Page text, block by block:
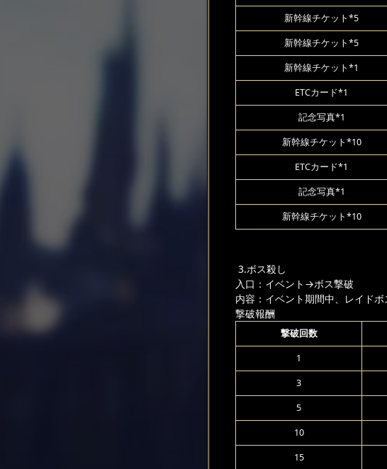
新幹線チケット*5
新幹線チケット*5
新幹線チケット*1
ETCカード*1
記念写真*1
新幹線チケット*10
ETCカード*1
記念写真*1
新幹線チケット*10
3.ボス殺し
入口：イベント →ボス撃破
内容：イベント期間中、レイド
撃破報酬
撃破回数
1
3
5
10
15